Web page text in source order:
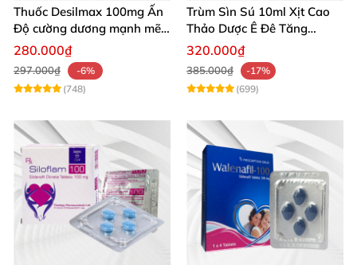
Thuốc Desilmax 100mg Ấn
Độ cường dương mạnh mẽ
tăng sinh lý phái mạnh
280.000₫
297.000₫
-6%
(748)
Trùm Sìn Sú 10ml Xịt Cao
Thảo Dược Ê Đê Tăng
Cường Sinh Lý
320.000₫
385.000₫
-17%
(699)